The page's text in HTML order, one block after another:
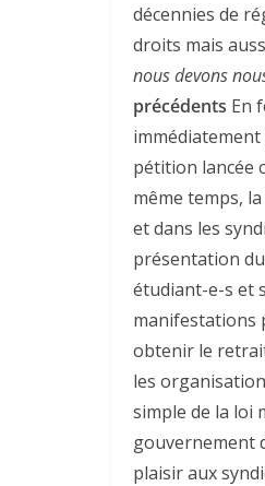
décennies de
droits mais
nous devons
précédents En
immédiatement
pétition lancée
même temps,
et dans les
présentation du
étudiant-e-s et
manifestations
obtenir le
les
simple de la loi
gouvernement
plaisir aux